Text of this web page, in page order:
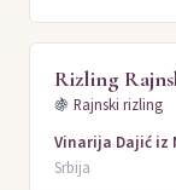
Rizling
🍇 Rajnski rizling
Vinarija Dajić
Srbija